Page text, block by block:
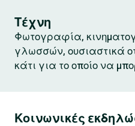
Τέχνη
Φωτογραφία,
γλωσσών, ουσιαστικά
κάτι για το οποίο να
Κοινωνικές